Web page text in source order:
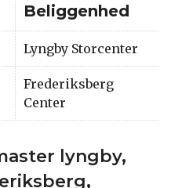
Beliggenhed
Lyngby Storcenter
Frederiksberg
Center
lyngby,